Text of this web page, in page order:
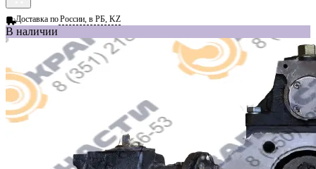
Доставка поРоссии, в РБ, KZ
В наличии